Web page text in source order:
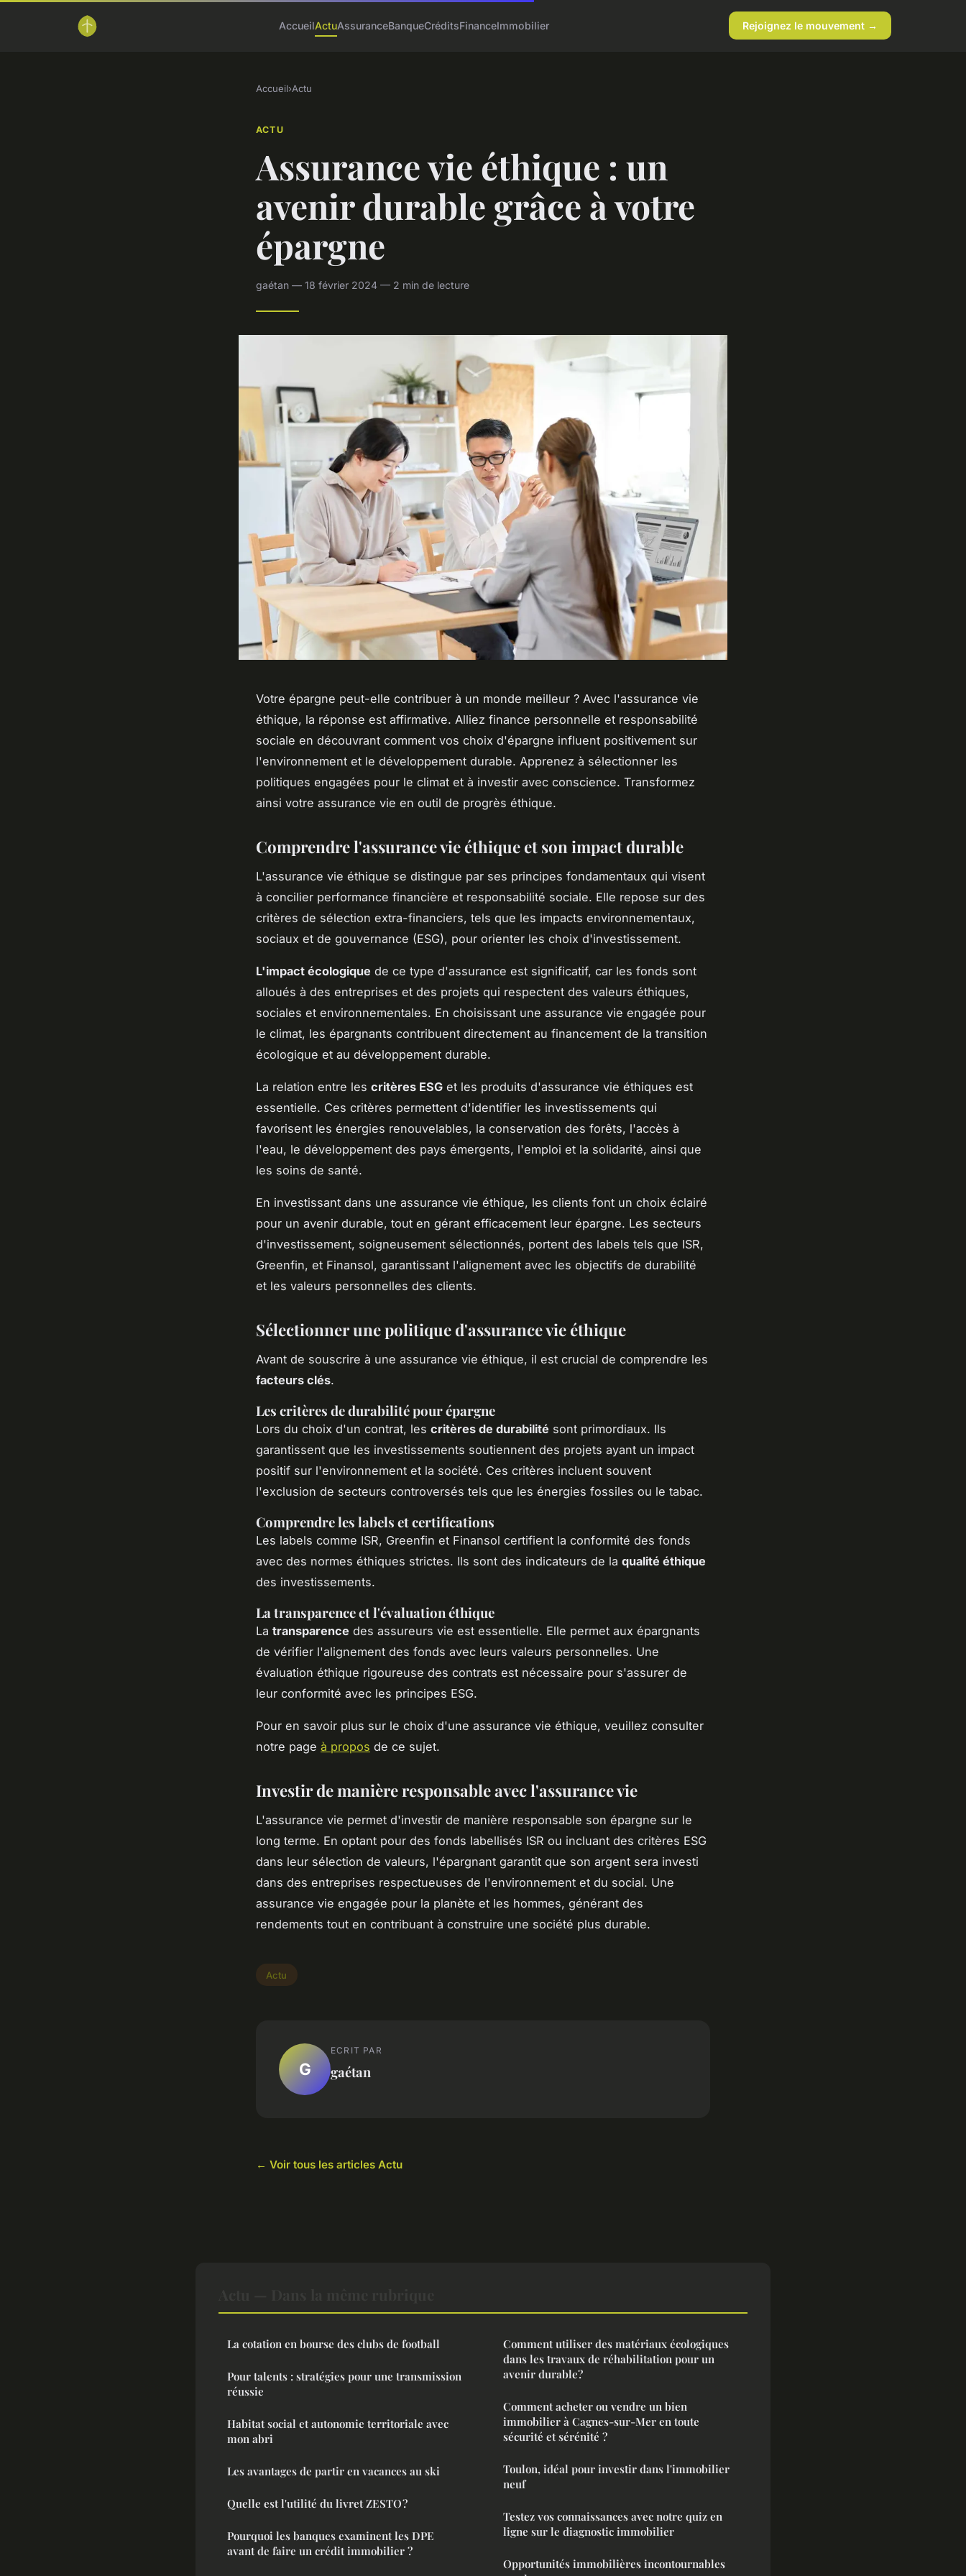
AccueilActuAssuranceBanqueCréditsFinanceImmobilier Rejoignez le mouvement →
Accueil›Actu
ACTU
Assurance vie éthique : un
avenir durable grâce à votre
épargne
gaétan — 18 février 2024 — 2 min de lecture
Votre épargne peut-elle contribuer à un monde meilleur ? Avec l'assurance vie
éthique, la réponse est affirmative. Alliez finance personnelle et responsabilité
sociale en découvrant comment vos choix d'épargne influent positivement sur
l'environnement et le développement durable. Apprenez à sélectionner les
politiques engagées pour le climat et à investir avec conscience. Transformez
ainsi votre assurance vie en outil de progrès éthique.
Comprendre l'assurance vie éthique et son impact durable
L'assurance vie éthique se distingue par ses principes fondamentaux qui visent
à concilier performance financière et responsabilité sociale. Elle repose sur des
critères de sélection extra-financiers, tels que les impacts environnementaux,
sociaux et de gouvernance (ESG), pour orienter les choix d'investissement.
L'impact écologique de ce type d'assurance est significatif, car les fonds sont
alloués à des entreprises et des projets qui respectent des valeurs éthiques,
sociales et environnementales. En choisissant une assurance vie engagée pour
le climat, les épargnants contribuent directement au financement de la transition
écologique et au développement durable.
La relation entre les critères ESG et les produits d'assurance vie éthiques est
essentielle. Ces critères permettent d'identifier les investissements qui
favorisent les énergies renouvelables, la conservation des forêts, l'accès à
l'eau, le développement des pays émergents, l'emploi et la solidarité, ainsi que
les soins de santé.
En investissant dans une assurance vie éthique, les clients font un choix éclairé
pour un avenir durable, tout en gérant efficacement leur épargne. Les secteurs
d'investissement, soigneusement sélectionnés, portent des labels tels que ISR,
Greenfin, et Finansol, garantissant l'alignement avec les objectifs de durabilité
et les valeurs personnelles des clients.
Sélectionner une politique d'assurance vie éthique
Avant de souscrire à une assurance vie éthique, il est crucial de comprendre les
facteurs clés.
Les critères de durabilité pour épargne
Lors du choix d'un contrat, les critères de durabilité sont primordiaux. Ils
garantissent que les investissements soutiennent des projets ayant un impact
positif sur l'environnement et la société. Ces critères incluent souvent
l'exclusion de secteurs controversés tels que les énergies fossiles ou le tabac.
Comprendre les labels et certifications
Les labels comme ISR, Greenfin et Finansol certifient la conformité des fonds
avec des normes éthiques strictes. Ils sont des indicateurs de la qualité éthique
des investissements.
La transparence et l'évaluation éthique
La transparence des assureurs vie est essentielle. Elle permet aux épargnants
de vérifier l'alignement des fonds avec leurs valeurs personnelles. Une
évaluation éthique rigoureuse des contrats est nécessaire pour s'assurer de
leur conformité avec les principes ESG.
Pour en savoir plus sur le choix d'une assurance vie éthique, veuillez consulter
notre page à propos de ce sujet.
Investir de manière responsable avec l'assurance vie
L'assurance vie permet d'investir de manière responsable son épargne sur le
long terme. En optant pour des fonds labellisés ISR ou incluant des critères ESG
dans leur sélection de valeurs, l'épargnant garantit que son argent sera investi
dans des entreprises respectueuses de l'environnement et du social. Une
assurance vie engagée pour la planète et les hommes, générant des
rendements tout en contribuant à construire une société plus durable.
Actu
G
ECRIT PAR
gaétan
← Voir tous les articles Actu
La cotation en bourse des clubs de football
Pour talents : stratégies pour une transmission
réussie
Habitat social et autonomie territoriale avec
mon abri
Les avantages de partir en vacances au ski
Quelle est l'utilité du livret ZESTO ?
Pourquoi les banques examinent les DPE
avant de faire un crédit immobilier ?
Comment utiliser des matériaux écologiques
dans les travaux de réhabilitation pour un
avenir durable?
Comment acheter ou vendre un bien
immobilier à Cagnes-sur-Mer en toute
sécurité et sérénité ?
Toulon, idéal pour investir dans l'immobilier
neuf
Testez vos connaissances avec notre quiz en
ligne sur le diagnostic immobilier
Opportunités immobilières incontournables